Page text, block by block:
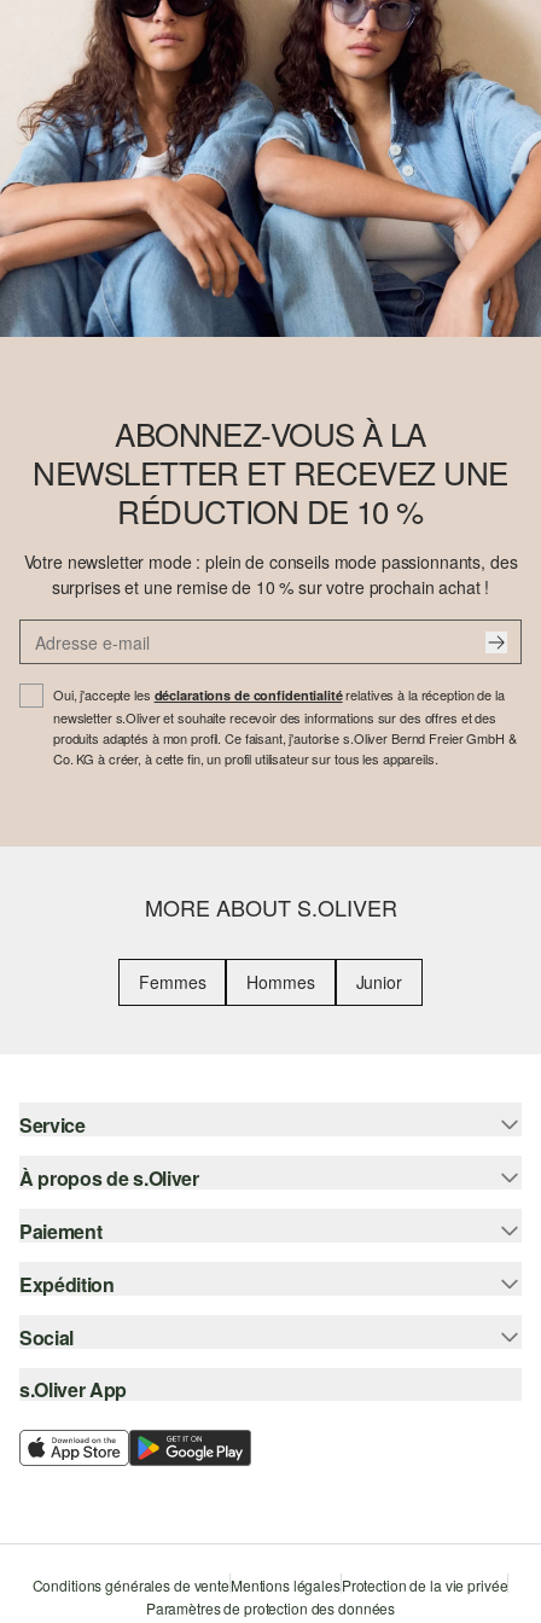
ABONNEZ-VOUS À LA
NEWSLETTER ET RECEVEZ UNE
RÉDUCTION DE 10 %
Votre newsletter mode : plein de conseils mode passionnants, des
surprises et une remise de 10 % sur votre prochain achat !
Oui, j'accepte les déclarations de confidentialitérelatives à la réception de la
newsletter s.Oliver et souhaite recevoir des informations sur des offres et des
produits adaptés à mon profil. Ce faisant, j'autorise s.Oliver Bernd Freier GmbH &
Co. KG à créer, à cette fin, un profil utilisateur sur tous les appareils.
MORE ABOUT S.OLIVER
Femmes Hommes Junior
Service
Aide - FAQ
À propos de s.Oliver
S'abonner à la Newsletter
s.Oliver Card
Liste d'envies
Durabilité
Paiement
Sur facture
Klarna
Expédition
Suivi de colis
SwissPost
My Post 24
Social
instagram
facebook
s.Oliver App
Conditions générales de venteMentions légalesProtection de la vie privée
Paramètres de protection des données